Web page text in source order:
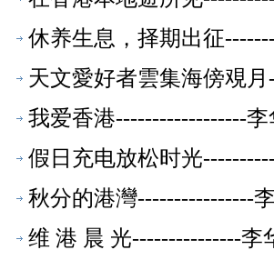
休养生息，择期出征
天文愛好者雲集海傍覌
我爱香港------------------
假日充电放松时光
秋分的港灣----------------
维 港 晨 光---------------李